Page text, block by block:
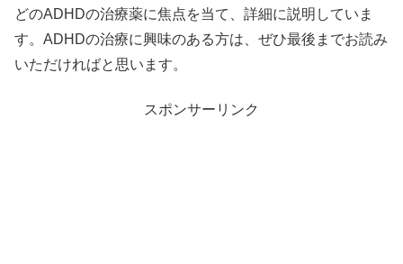
どのADHDの治療薬に焦点を当て、詳細に説明していま
す。ADHDの治療に興味のある方は、ぜひ最後までお読み
いただければと思います。
スポンサーリンク